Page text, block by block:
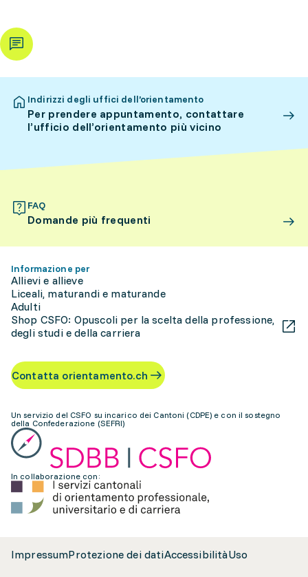
Indirizzi degli uffici dell’orientamento
Per prendere appuntamento, contattare
l’ufficio dell’orientamento più vicino
FAQ
Domande più frequenti
Informazione per
Allievi e allieve
Liceali, maturandi e maturande
Adulti
Shop CSFO: Opuscoli per la scelta della professione,
degli studi e della carriera
Contatta orientamento.ch
Un servizio del CSFO su incarico dei Cantoni (CDPE) e con il sostegno
della Confederazione (SEFRI)
In collaborazione con:
ImpressumProtezione dei datiAccessibilitàUso